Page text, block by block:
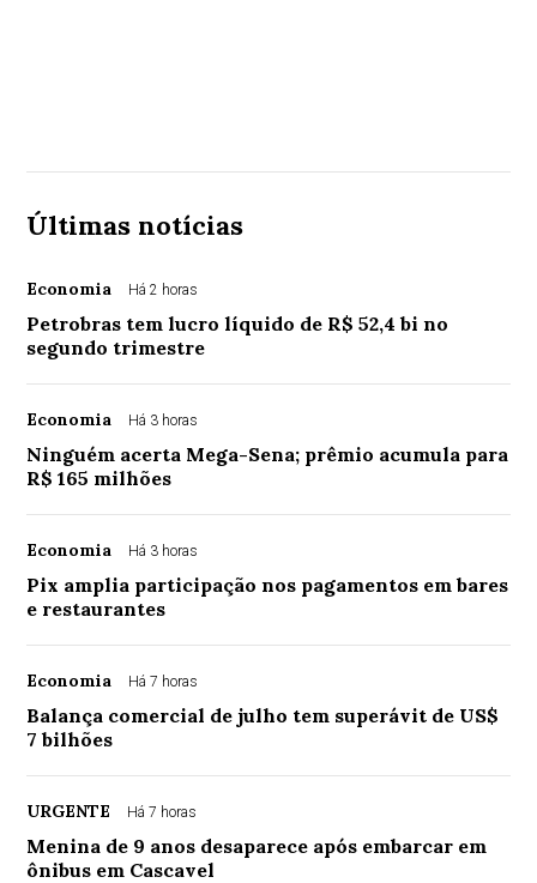
Últimas notícias
Economia Há 2 horas
Petrobras tem lucro líquido de R$ 52,4 bi no
segundo trimestre
Economia Há 3 horas
Ninguém acerta Mega-Sena; prêmio acumula para
R$ 165 milhões
Economia Há 3 horas
Pix amplia participação nos pagamentos em bares
e restaurantes
Economia Há 7 horas
Balança comercial de julho tem superávit de US$
7 bilhões
URGENTE Há 7 horas
Menina de 9 anos desaparece após embarcar em
ônibus em Cascavel